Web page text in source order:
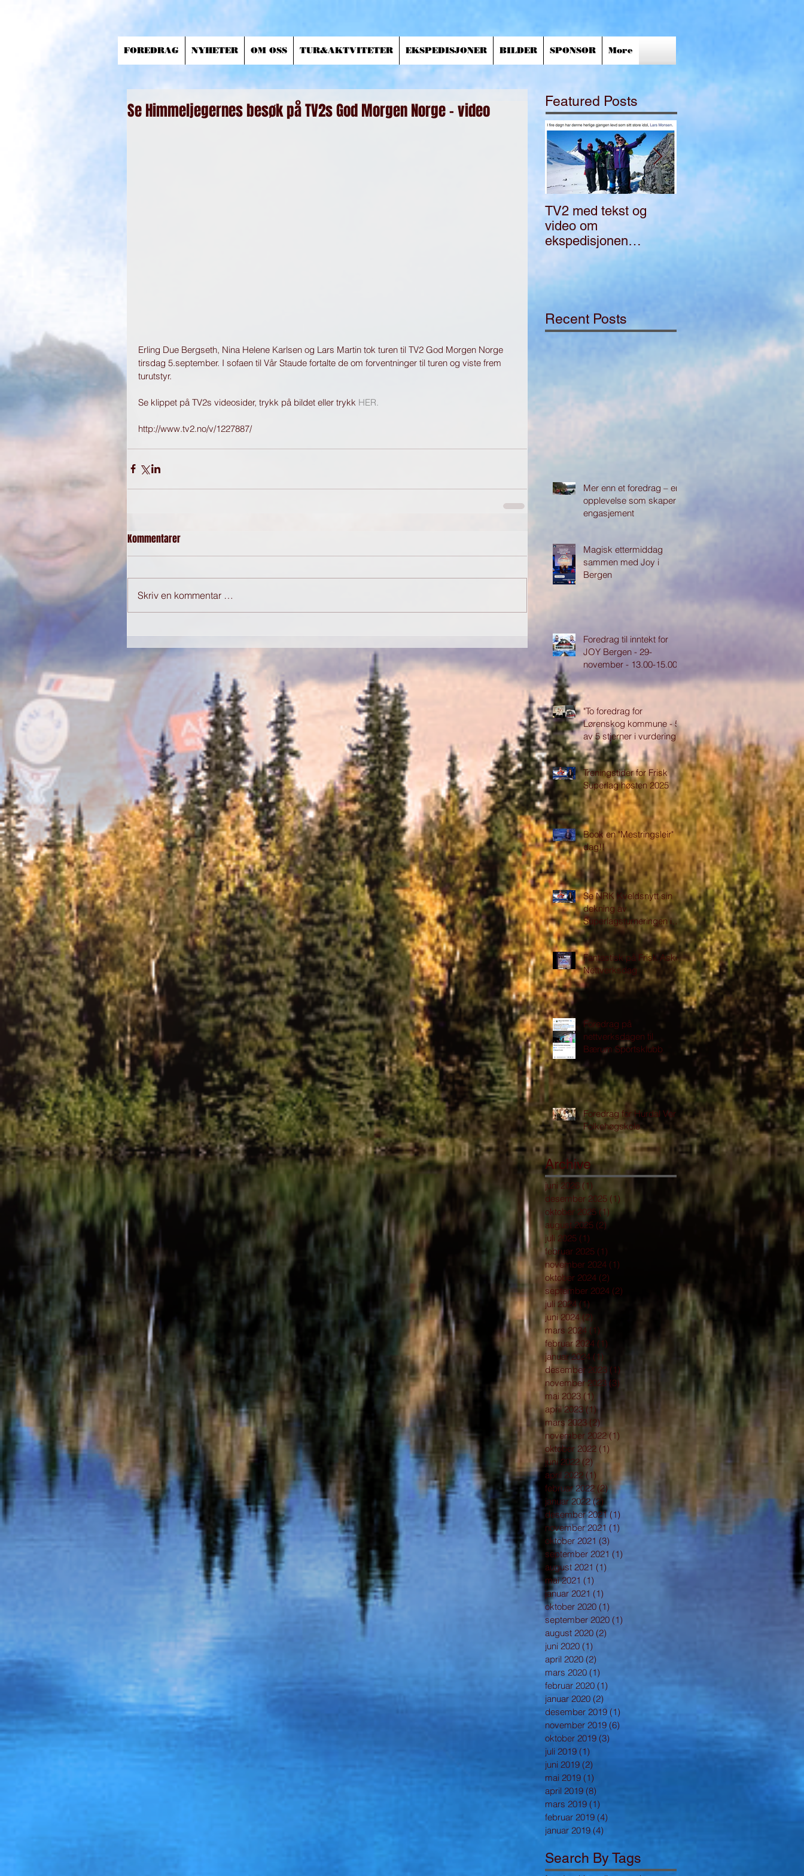
FOREDRAG NYHETER OM OSS TUR&AKTVITETER EKSPEDISJONER BILDER SPONSOR More
Se Himmeljegernes besøk på TV2s God Morgen Norge - video
Erling Due Bergseth, Nina Helene Karlsen og Lars Martin tok turen til TV2 God Morgen Norge
tirsdag 5.september. I sofaen til Vår Staude fortalte de om forventninger til turen og viste frem
turutstyr.
Se klippet på TV2s videosider, trykk på bildet eller trykk HER.
http://www.tv2.no/v/1227887/
Kommentarer
Skriv en kommentar …
Featured Posts
TV2 med tekst og
video om
ekspedisjonen
Recent Posts
Mer enn et foredrag – en
opplevelse som skaper
engasjement
Magisk ettermiddag
sammen med Joy i
Bergen
Foredrag til inntekt for
JOY Bergen - 29-
november - 13.00-15.00
"To foredrag for
Lørenskog kommune - 5
av 5 stjerner i vurdering"
Treningstider for Frisk
Superlag høsten 2025
Book en "Mestringsleir" i
dag!!
Se NRK Kveldsnytt sin
dekning av
Superlagsturneringen i
Asker
Fantastisk på Frisk Asker
Nettverksdag
Foredrag på
nettverksdagen til
Bærum Sportsklubb
Foredrag for Hurdal Verk
Folkehøgskole
Archive
juni 2026 (1)
desember 2025 (1)
oktober 2025 (1) 1 innlegg
august 2025 (2)2 innlegg
juli 2025 (1)
februar 2025 (1)
november 2024 (1)
oktober 2024 (2)
september 2024 (2)
juli 2024 (1)
juni 2024 (2)
mars 2024 (1)
februar 2024 (1)
januar 2024 (1)
desember 2023 (1)
november 2023 (3)
mai 2023 (1)
april 2023 (1)1 innlegg
mars 2023 (2)2 innlegg
november 2022 (1)
oktober 2022 (1)
juni 2022 (2) 2 innlegg
april 2022 (1) 1 innlegg
februar 2022 (2)2 innlegg
januar 2022 (2) 2 innlegg
desember 2021 (1) 1 innlegg
november 2021 (1)
oktober 2021 (3)
september 2021 (1)
august 2021 (1)
mai 2021 (1)
januar 2021 (1)
oktober 2020 (1)
september 2020 (1)
august 2020 (2)
juni 2020 (1)
april 2020 (2)
mars 2020 (1)
februar 2020 (1)
januar 2020 (2)
desember 2019 (1)
november 2019 (6)
oktober 2019 (3)
juli 2019 (1)
juni 2019 (2)
mai 2019 (1)
april 2019 (8)
mars 2019 (1)
februar 2019 (4)
januar 2019 (4)
Search By Tags